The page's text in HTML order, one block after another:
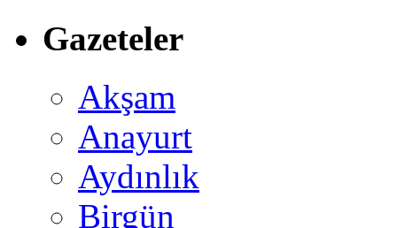
Gazeteler
Akşam
Anayurt
Aydınlık
Birgün